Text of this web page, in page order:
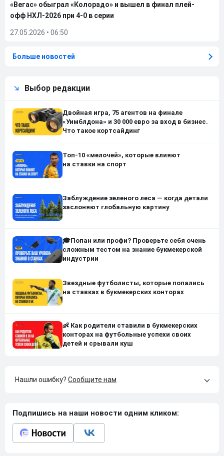
«Вегас» обыграл «Колорадо» и вышел в финал плей-
офф НХЛ-2026 при 4-0 в серии
27.05.2026 • 06:50
Больше новостей
Выбор редакции
Двойная игра, 75 агентов на финале
«Уимблдона» и 30 000 евро за вход в бизнес.
Что такое кортсайдинг
Топ-10 «мелочей», которые влияют
на ставки на спорт
Заблуждение зеленого леса — когда детали
заслоняют глобальную картину
🎓Попан или профи? Проверьте себя очень
сложным тестом на знание букмекерской
индустрии
Звездные футболисты, которые попались
на ставках в букмекерских конторах
👶 Как родители ставили в букмекерских
конторах на футбольные успехи своих
детей и срывали куш
Нашли ошибку? Сообщите нам
Подпишись на наши новости одним кликом: